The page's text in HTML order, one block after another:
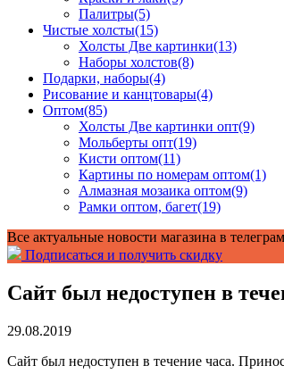
Палитры(5)
Чистые холсты(15)
Холсты Две картинки(13)
Наборы холстов(8)
Подарки, наборы(4)
Рисование и канцтовары(4)
Оптом(85)
Холсты Две картинки опт(9)
Мольберты опт(19)
Кисти оптом(11)
Картины по номерам оптом(1)
Алмазная мозаика оптом(9)
Рамки оптом, багет(19)
Все актуальные новости магазина в
Подписаться и получить скидку
Сайт был недоступен в
29.08.2019
Сайт был недоступен в течение часа.